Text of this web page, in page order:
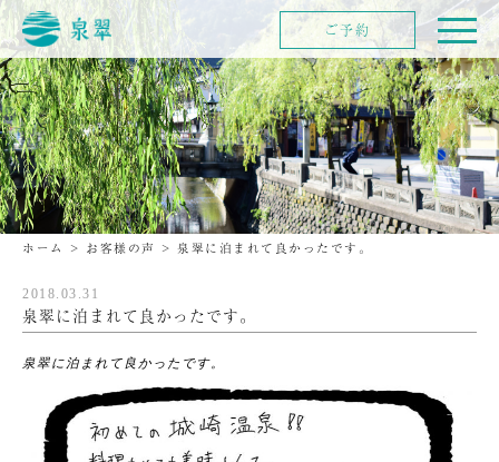
ホーム > お客様の声 > 泉翠に泊まれて良かったです。
2018.03.31
泉翠に泊まれて良かったです。
泉翠に泊まれて良かったです。
ご予約